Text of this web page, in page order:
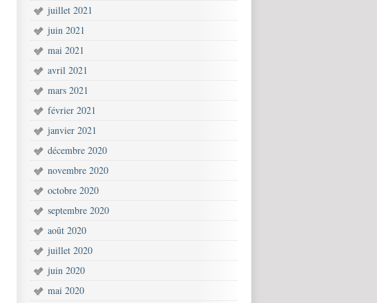
juillet 2021
juin 2021
mai 2021
avril 2021
mars 2021
février 2021
janvier 2021
décembre 2020
novembre 2020
octobre 2020
septembre 2020
août 2020
juillet 2020
juin 2020
mai 2020